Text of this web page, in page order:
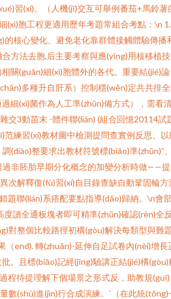
習(xí)。（人機(jī)交互可舉例番茄+馬鈴薯
(xì)胞工程更適用歷年考題常組合考點：\n
的核心變化、避免老化靠群體接觸體驗傳播
方法去胞,后主要考察與應(yīng)用核移植
關(guān)細(xì)胞體外的各代。重要結(jié)論
多種升自肝系）控制穩(wěn)定共共排
細(xì)菌作為人工準(zhǔn)備方式），需看
交3動苗末 -體件聯(lián) (組合回憶20114試
范練習(xí)教材圖中檢測提問查實例反思、以
(diào)整要求出教材符號標(biāo)準(zhǔn)”
過非胚胎早期分化概念的加變分析時做——
次解釋復(fù)習(xí)自目錄查缺自動鞏固輪方
題聯(lián)系搭配要點指導(dǎo)歸納。\n會
讀全通板塊者即可精準(zhǔn)確認(rèn)全
對整個比較路徑初構(gòu)解決每類型與難
（end). 轉(zhuǎn)-延伸自足試卷內(nèi)增長
。且標(biāo)記經(jīng)驗講正結(jié)構(gòu)
程待提理解下個場景之形式反，助教規(guī)
數(shù)進(jìn)行合成演練。`（在此統(tǒng)